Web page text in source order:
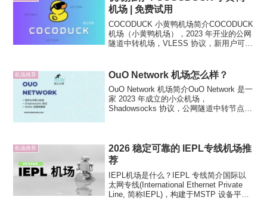
机场 | 免费试用
COCODUCK 小黄鸭机场简介COCODUCK
机场（小黄鸭机场），2023 年开业的公网
隧道中转机场，VLESS 协议，新用户可以
时区，所以可能有时支持不...
机场推荐 OuO Network 机场怎么样？
OuO Network 机场简介OuO Network 是一
家 2023 年成立的小众机场，
Shadowsocks 协议，公网隧道中转节点。
机场推荐
2026 稳定可靠的 IEPL专线机场推
荐
IEPL机场是什么？IEPL 专线简介国际以
太网专线(International Ethernet Private
Line, 简称IEPL)，构建于MSTP 设备平台